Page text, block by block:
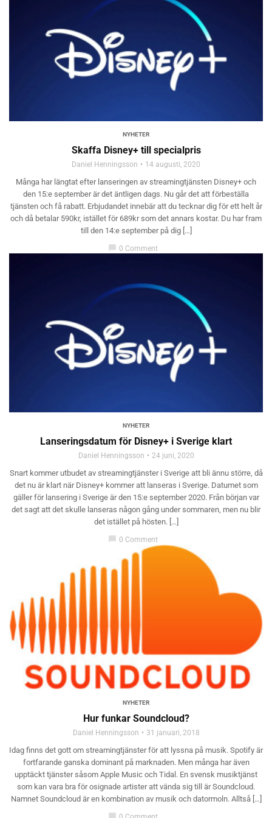
NYHETER
Skaffa Disney+ till specialpris
Daniel Henningsson 14 augusti, 2020
Många har längtat efter lanseringen av streamingtjänsten Disney+ och
den 15:e september är det äntligen dags. Nu går det att förbeställa
tjänsten och få rabatt. Erbjudandet innebär att du tecknar dig för ett helt år
och då betalar 590kr, istället för 689kr som det annars kostar. Du har fram
till den 14:e september på dig […]
0 Comment
NYHETER
Lanseringsdatum för Disney+ i Sverige klart
Daniel Henningsson 24 juni, 2020
Snart kommer utbudet av streamingtjänster i Sverige att bli ännu större, då
det nu är klart när Disney+ kommer att lanseras i Sverige. Datumet som
gäller för lansering i Sverige är den 15:e september 2020. Från början var
det sagt att det skulle lanseras någon gång under sommaren, men nu blir
det istället på hösten. […]
0 Comment
NYHETER
Hur funkar Soundcloud?
Daniel Henningsson 31 januari, 2018
Idag finns det gott om streamingtjänster för att lyssna på musik. Spotify är
fortfarande ganska dominant på marknaden. Men många har även
upptäckt tjänster såsom Apple Music och Tidal. En svensk musiktjänst
som kan vara bra för osignade artister att vända sig till är Soundcloud.
Namnet Soundcloud är en kombination av musik och datormoln. Alltså […]